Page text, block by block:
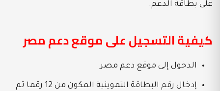
على بطاقة الدعم.
كيفية التسجيل على موقع دعم مصر
الدخول إلى موقع دعم مصر
إدخال رقم البطاقة التموينية المكون من 12 رقما ثم